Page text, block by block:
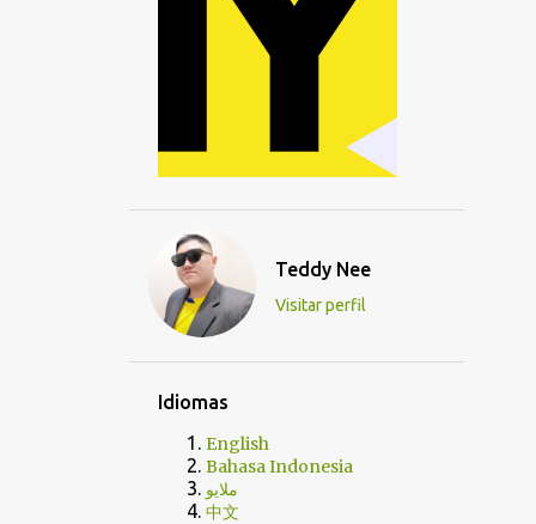
Teddy Nee
Visitar perfil
Idiomas
English
Bahasa Indonesia
ملايو
中文